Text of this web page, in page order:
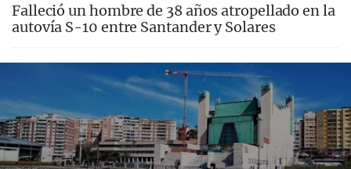
Falleció un hombre de 38 años atropellado en la
autovía S-10 entre Santander y Solares